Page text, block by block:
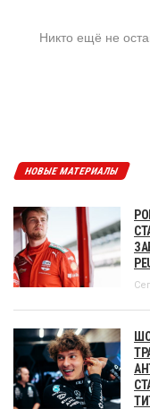
Никто ещё не
НОВЫЕ МАТЕРИАЛЫ